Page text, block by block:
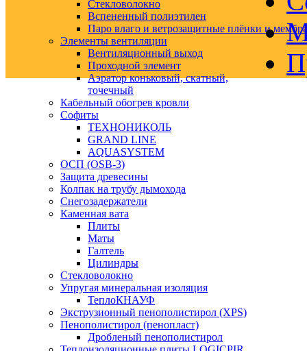
Стекловолокно
Вспененный полиэтилен
Паро влаго и ветрозащитные плёнки и
Элементы вентиляции
Вентиляционный выход
Проходной элемент
Аэратор коньковый, скатный,
точечный
Кабельный обогрев кровли
Софиты
ТЕХНОНИКОЛЬ
GRAND LINE
AQUASYSTEM
ОСП (OSB-3)
Защита древесины
Колпак на трубу дымохода
Снегозадержатели
Каменная вата
Плиты
Маты
Галтель
Цилиндры
Стекловолокно
Упругая минеральная изоляция
ТеплоКНАУФ
Экструзионный пенополистирол (XPS)
Пенополистирол (пенопласт)
Дробленый пенополистирол